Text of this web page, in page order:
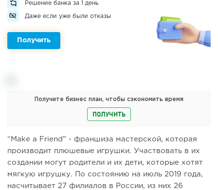
Решение банка за 1 день
Даже если уже были отказы
Получить
Получите бизнес план, чтобы сэкономить время
ПОЛУЧИТЬ
“Make a Friend” - франшиза мастерской, которая
производит плюшевые игрушки. Участвовать в их
создании могут родители и их дети, которые хотят
мягкую игрушку. По состоянию на июль 2019 года,
насчитывает 27 филиалов в России, из них 26